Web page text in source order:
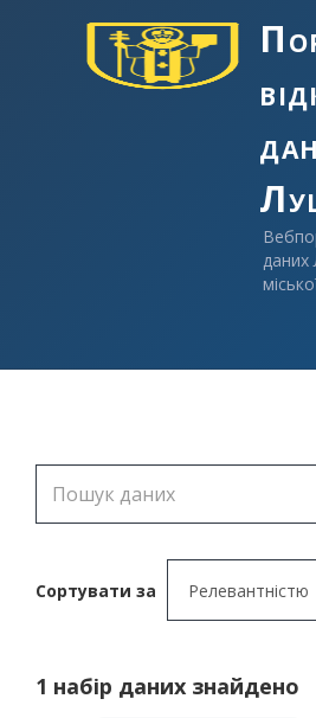
даних
Сортувати за
1 набір даних знайдено